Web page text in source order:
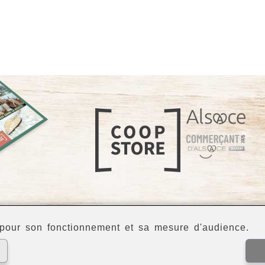
son fonctionnement et sa mesure d'audience.